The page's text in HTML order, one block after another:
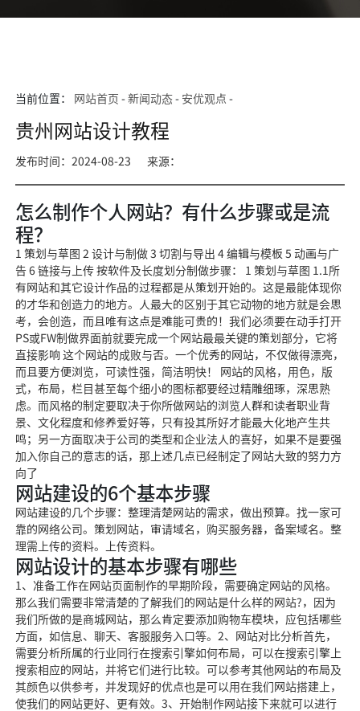
当前位置： 网站首页 -新闻动态- 安优观点 -
贵州网站设计教程
发布时间：2024-08-23 来源：
怎么制作个人网站？有什么步骤或是流
程？
1 策划与草图 2 设计与制做 3 切割与导出 4 编辑与模板 5 动画与广
告 6 链接与上传 按软件及长度划分制做步骤： 1 策划与草图 1.1所
有网站和其它设计作品的过程都是从策划开始的。这是最能体现你
的才华和创造力的地方。人最大的区别于其它动物的地方就是会思
考，会创造，而且唯有这点是难能可贵的！我们必须要在动手打开
PS或FW制做界面前就要完成一个网站最最关键的策划部分，它将
直接影响 这个网站的成败与否。一个优秀的网站，不仅做得漂亮，
而且要方便浏览，可读性强，简洁明快！ 网站的风格，用色，版
式，布局，栏目甚至每个细小的图标都要经过精雕细琢，深思熟
虑。而风格的制定要取决于你所做网站的浏览人群和读者职业背
景、文化程度和修养爱好等，只有投其所好才能最大化地产生共
鸣；另一方面取决于公司的类型和企业法人的喜好，如果不是要强
加入你自己的意志的话，那上述几点已经制定了网站大致的努力方
向了
网站建设的6个基本步骤
网站建设的几个步骤：整理清楚网站的需求，做出预算。找一家可
靠的网络公司。策划网站，审请域名，购买服务器，备案域名。整
理需上传的资料。上传资料。
网站设计的基本步骤有哪些
1、准备工作在网站页面制作的早期阶段，需要确定网站的风格。
那么我们需要非常清楚的了解我们的网站是什么样的网站?，因为
我们所做的是商城网站，那么肯定要添加购物车模块，应包括哪些
方面，如信息、聊天、客服服务入口等。2、网站对比分析首先，
需要分析所属的行业同行在搜索引擎如何布局，可以在搜索引擎上
搜索相应的网站，并将它们进行比较。可以参考其他网站的布局及
其颜色以供参考，并发现好的优点也是可以用在我们网站搭建上，
使我们的网站更好、更有效。3、开始制作网站接下来就可以进行